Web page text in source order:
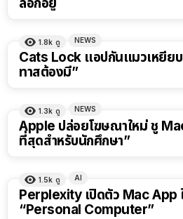
ล็อกอยู่
1.8k ดู NEWS
Cats Lock แอปกันแมวเหยีย
ทาสต้องมี”
1.3k ดู NEWS
Apple ปล่อยโฆษณาใหม่ ชู
ที่สุดสำหรับนักศึกษา”
1.5k ดู AI
Perplexity เปิดตัว Mac App
“Personal Computer”